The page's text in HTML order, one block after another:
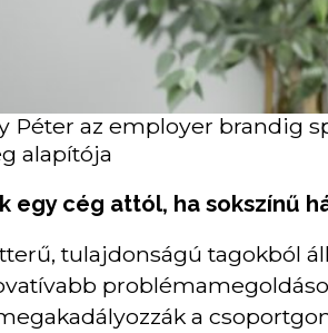
Péter az employer brandig
alapítója
egy cég attól, ha sokszínű
tulajdonságú tagokból
a